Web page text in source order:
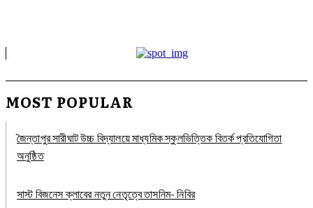
MOST POPULAR
জৈন্তাপুর সারীঘাট উচ্চ বিদ্যালয়ে মাধ্যমিক স্কুলভিত্তিক বিতর্ক প্রতিযোগিতা
অনুষ্ঠিত
সাস্ট বিজনেস ক্লাবের নতুন নেতৃত্বে তাসনিম- নিবির